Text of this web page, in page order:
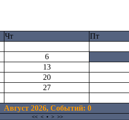
Чт Пт
6
13
20
27
Август 2026, Cобытий: 0
<< < • > >>